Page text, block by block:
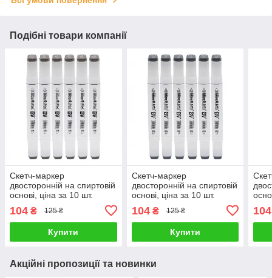
Подібні товари компанії
Скетч-маркер
двосторонній на спиртовій
основі, ціна за 10 шт.
104 ₴ 125 ₴
Купити
Скетч-маркер
двосторонній на спиртовій
основі, ціна за 10 шт.
104₴ 125 ₴
Купити
104
Акційні пропозиції та новинки